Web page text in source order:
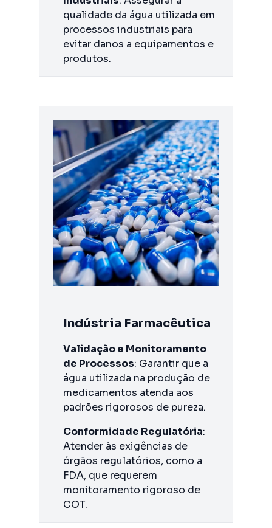
qualidade da água utilizada em
processos industriais para
evitar danos a equipamentos e
produtos.
Indústria Farmacêutica
Validação e Monitoramento
de Processos: Garantir que a
água utilizada na produção de
medicamentos atenda aos
padrões rigorosos de pureza.
Conformidade Regulatória:
Atender às exigências de
órgãos regulatórios, como a
FDA, que requerem
monitoramento rigoroso de
COT.